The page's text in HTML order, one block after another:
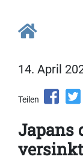
14. April
Teilen
Japans